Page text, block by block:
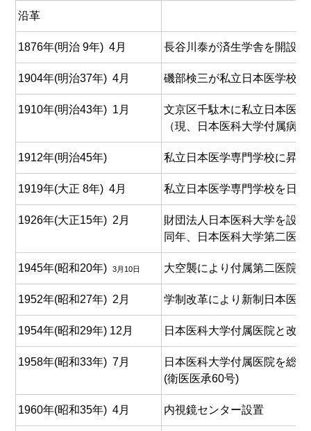
沿革
1876年(明治 9年) 4月 長谷川泰が済生学舎を開設
1904年(明治37年) 4月 磯部検三が私立日本医学校を
1910年(明治43年) 1月
文京区千駄木に私立日本医
（現、日本医科大学付属病院
1912年(明治45年) 私立日本医学専門学校に昇格
1919年(大正 8年) 4月 私立日本医学専門学校を日
1926年(大正15年) 2月
財団法人日本医科大学を設
同年、日本医科大学第二医
1945年(昭和20年)3月10日 大空襲により付属第二医院(
1952年(昭和27年) 2月 学制改革により新制日本医
1954年(昭和29年) 12月 日本医科大学付属医院と改称
1958年(昭和33年) 7月
日本医科大学付属医院を総
(衛医医承60号)
1960年(昭和35年) 4月 内視鏡センター設置